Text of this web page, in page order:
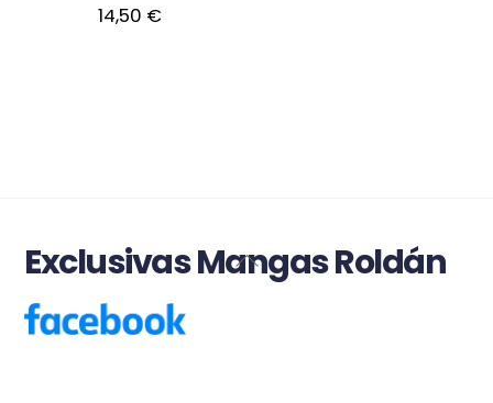
14,50 €
Back
Exclusivas Mangas Roldán